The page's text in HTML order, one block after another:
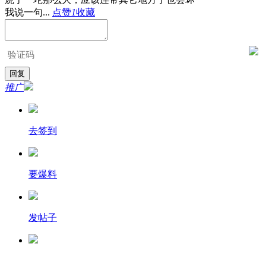
我说一句... 点赞1收藏
推广
去签到
要爆料
发帖子